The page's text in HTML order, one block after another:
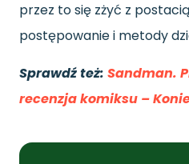
przez to się zżyć z
postępowanie i metody
Sprawdź też: Sandman.
recenzja komiksu –